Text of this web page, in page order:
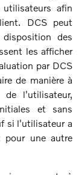
afin
DCS peut
des
les afficher
par DCS
de manière à
de l'utilisateur,
et sans
si l'utilisateur a
pour une autre